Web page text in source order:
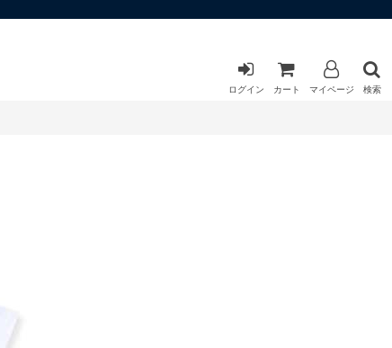
ログイン カート マイページ 検索